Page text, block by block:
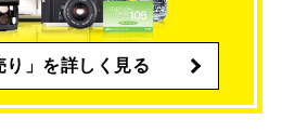
り」を詳しく見る